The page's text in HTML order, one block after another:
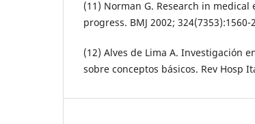
(11) Norman G. Research in
progress. BMJ 2002; 324(7353):1560-
(12) Alves de Lima A. Investigación
sobre conceptos básicos. Rev Hosp